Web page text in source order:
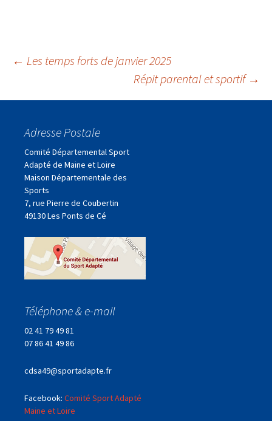
Navigation
des
articles
← Les temps forts de janvier 2025
Répit parental et sportif →
Adresse Postale
Comité Départemental Sport
Adapté de Maine et Loire
Maison Départementale des
Sports
7, rue Pierre de Coubertin
49130 Les Ponts de Cé
Téléphone & e-mail
02 41 79 49 81
07 86 41 49 86
cdsa49@sportadapte.fr
Facebook: Comité Sport Adapté
Maine et Loire